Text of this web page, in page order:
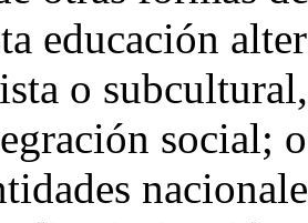
educación
o
social;